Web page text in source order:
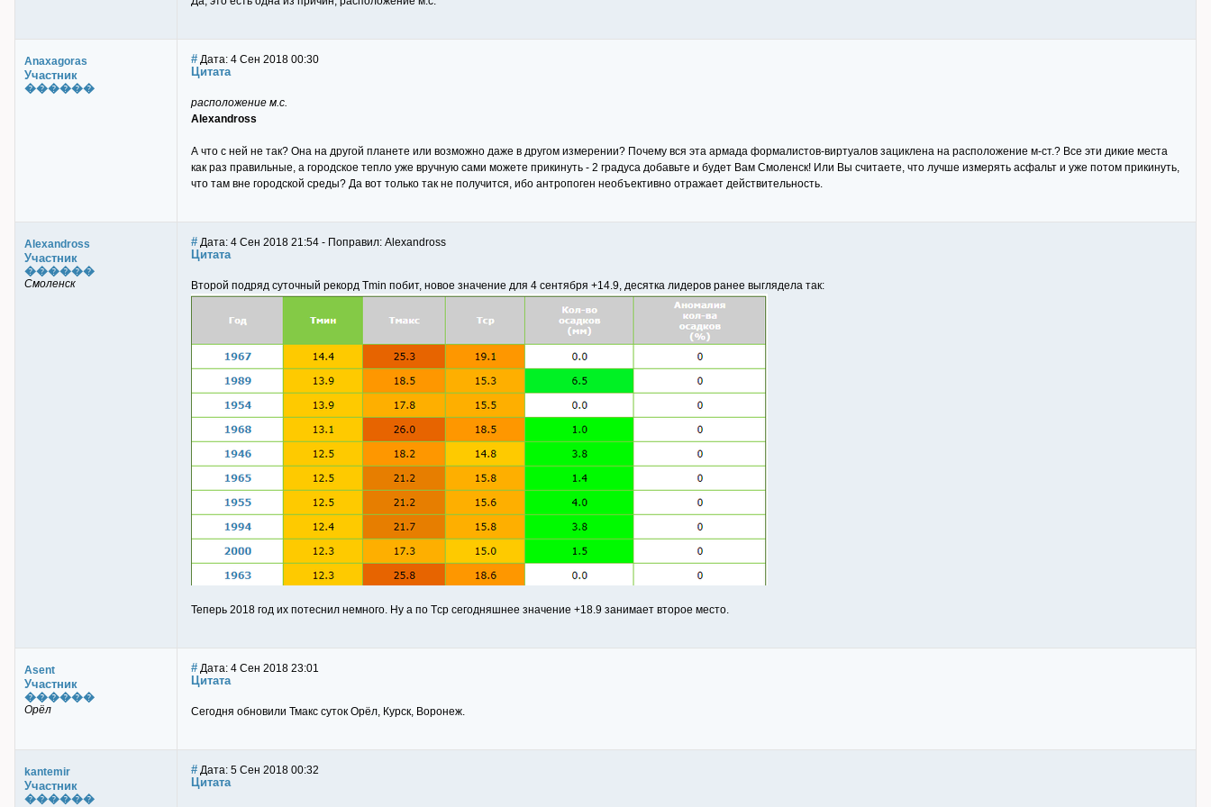
Anaxagoras
Участник
������
# Дата: 4 Сен 2018 00:30
Цитата
расположение м.с.
Alexandross
А что с ней не так? Она на другой планете или возможно даже в другом измерении? Почему вся эта армада формалистов-виртуалов зациклена на расположение м-ст.? Все эти дикие места
как раз правильные, а городское тепло уже вручную сами можете прикинуть - 2 градуса добавьте и будет Вам Смоленск! Или Вы считаете, что лучше измерять асфальт и уже потом прикинуть,
что там вне городской среды? Да вот только так не получится, ибо антропоген необъективно отражает действительность.
Alexandross
Участник
������
Смоленск
# Дата: 4 Сен 2018 21:54 - Поправил: Alexandross
Цитата
Второй подряд суточный рекорд Tmin побит, новое значение для 4 сентября +14.9, десятка лидеров ранее выглядела так:
Теперь 2018 год их потеснил немного. Ну а по Tср сегодняшнее значение +18.9 занимает второе место.
Asent
Участник
������
Орёл
# Дата: 4 Сен 2018 23:01
Цитата
Сегодня обновили Тмакс суток Орёл, Курск, Воронеж.
kantemir
Участник
������
# Дата: 5 Сен 2018 00:32
Цитата